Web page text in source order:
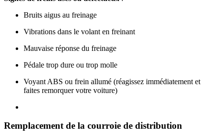
Bruits aigus au freinage
Vibrations dans le volant en freinant
Mauvaise réponse du freinage
Pédale trop dure ou trop molle
Voyant ABS ou frein allumé (réagissez immédiatement et
faites remorquer votre voiture)
Remplacement de la courroie de distribution